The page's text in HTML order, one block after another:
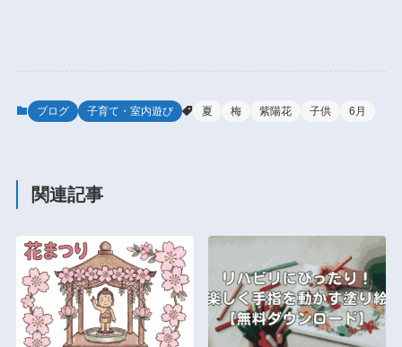
ブログ 子育て・室内遊び 夏 梅 紫陽花 子供 6月
関連記事